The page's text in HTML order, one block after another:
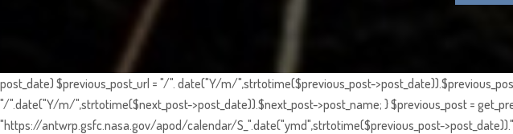
post_date) $previous_post_url = "/". date("Y/m/",strtotime($previous_post-
"/".date("Y/m/",strtotime($next_post->post_date)).$next_post->post_name; } $previous_post =
"https://antwrp.gsfc.nasa.gov/apod/calendar/S_".date("ymd",strtotime($previous_post-